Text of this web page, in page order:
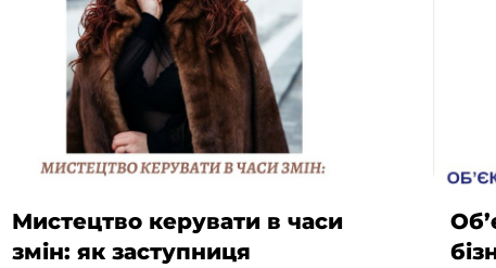
Мистецтво керувати в часи
змін: як заступниця